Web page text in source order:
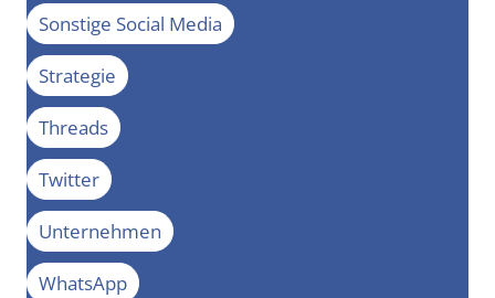
Sonstige Social Media
Strategie
Threads
Twitter
Unternehmen
WhatsApp